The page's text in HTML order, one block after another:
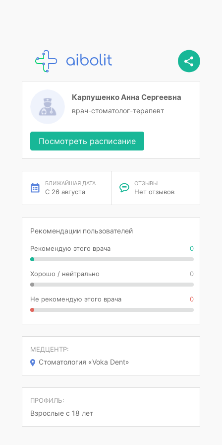
Карпушенко Анна Сергеевна
врач-стоматолог-терапевт
Посмотреть расписание
БЛИЖАЙШАЯ ДАТА
С 26 августа
ОТЗЫВЫ
Нет отзывов
Рекомендации пользователей
Рекомендую этого врача 0
Хорошо / нейтрально 0
Не рекомендую этого врача 0
МЕДЦЕНТР:
Стоматология «Voka Dent»
ПРОФИЛЬ:
Взрослые с 18 лет